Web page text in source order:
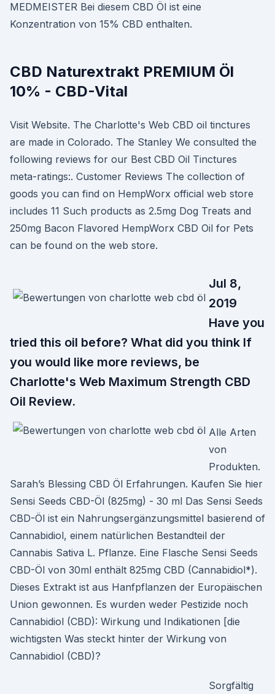
MEDMEISTER Bei diesem CBD Öl ist eine
Konzentration von 15% CBD enthalten.
CBD Naturextrakt PREMIUM Öl
10% - CBD-Vital
Visit Website. The Charlotte's Web CBD oil tinctures
are made in Colorado. The Stanley We consulted the
following reviews for our Best CBD Oil Tinctures
meta-ratings:. Customer Reviews The collection of
goods you can find on HempWorx official web store
includes 11 Such products as 2.5mg Dog Treats and
250mg Bacon Flavored HempWorx CBD Oil for Pets
can be found on the web store.
Jul 8,
2019
Have you
tried this oil before? What did you think If
you would like more reviews, be
Charlotte's Web Maximum Strength CBD
Oil Review.
Alle Arten
von
Produkten.
Sarah’s Blessing CBD Öl Erfahrungen. Kaufen Sie hier
Sensi Seeds CBD-Öl (825mg) - 30 ml Das Sensi Seeds
CBD-Öl ist ein Nahrungsergänzungsmittel basierend of
Cannabidiol, einem natürlichen Bestandteil der
Cannabis Sativa L. Pflanze. Eine Flasche Sensi Seeds
CBD-Öl von 30ml enthält 825mg CBD (Cannabidiol*).
Dieses Extrakt ist aus Hanfpflanzen der Europäischen
Union gewonnen. Es wurden weder Pestizide noch
Cannabidiol (CBD): Wirkung und Indikationen [die
wichtigsten Was steckt hinter der Wirkung von
Cannabidiol (CBD)?
Sorgfältig